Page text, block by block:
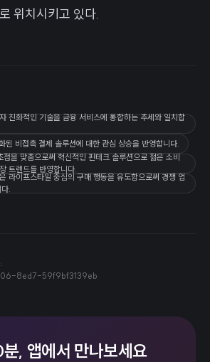
위치시키고 있다.
친화적인 기술을 금융 서비스에 통합하는 추세와 일치합
된 비접촉 결제 솔루션에 대한 관심 상승을 반영합니다.
맞춤으로써 혁신적인 핀테크 솔루션으로 젊은 소비
트렌드를 반영합니다.
라이프스타일 중심의 구매 행동을 유도함으로써 경쟁 업
.
8ed7-59f9bf3139eb
, 앱에서 만나보세요